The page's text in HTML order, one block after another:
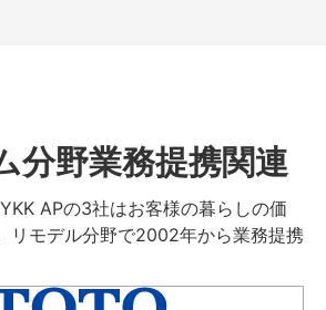
分野業務提携関連
APの3社はお客様の暮らしの価
リモデル分野で2002年から業務提携